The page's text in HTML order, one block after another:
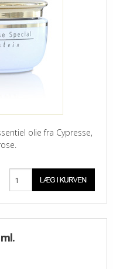
olie fra Cypresse,